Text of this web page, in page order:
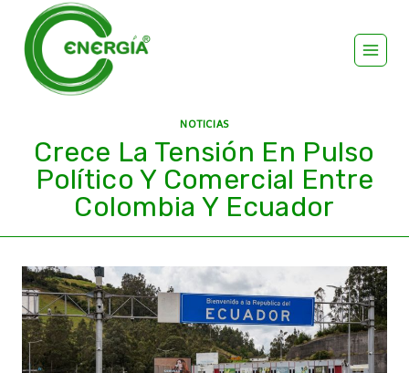
NOTICIAS
Crece La Tensión En Pulso
Político Y Comercial Entre
Colombia Y Ecuador